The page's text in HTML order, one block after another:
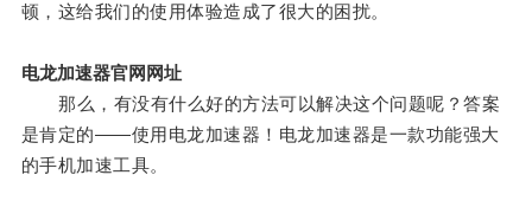
顿，这给我们的使用体验造成了很大的困扰。
电龙加速器官网网址
那么，有没有什么好的方法可以解决这个问题呢？答案
是肯定的——使用电龙加速器！电龙加速器是一款功能强大
的手机加速工具。